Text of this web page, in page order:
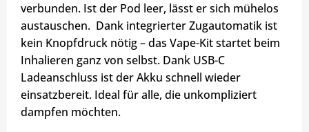
verbunden. Ist der Pod leer, lässt er sich mühelos
austauschen. Dank integrierter Zugautomatik ist
kein Knopfdruck nötig – das Vape-Kitstartet beim
Inhalieren ganz von selbst. Dank USB-C
Ladeanschluss ist der Akku schnell wieder
einsatzbereit. Ideal für alle, die unkompliziert
dampfen möchten.